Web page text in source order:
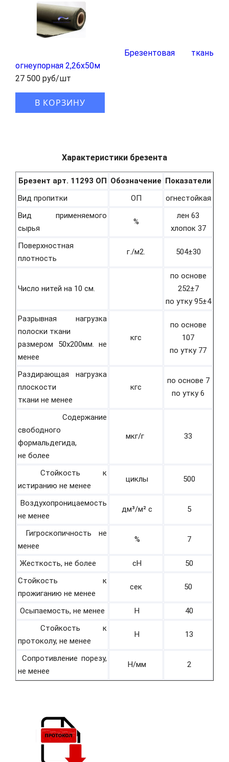
Брезентовая ткань
огнеупорная 2,26x50м
27 500 руб/шт
В КОРЗИНУ
Характеристики брезента
Брезент арт. 11293 ОП Обозначение Показатели
Вид пропитки
ОП
огнестойкая
Вид применяемого
сырья
%
лен 63
хлопок 37
Поверхностная
плотность
г./м2. 504±30
Число нитей на 10 см.
по основе
252±7
по утку 95±4
Разрывная нагрузка
полоски ткани
размером 50х200мм. не
менее
кгс
по основе
107
по утку 77
Раздирающая нагрузка
плоскости
ткани не менее
кгс
по основе 7
по утку 6
Содержание
свободного
формальдегида,
не более
мкг/г 33
Стойкость к
истиранию не менее
циклы 500
Воздухопроницаемость
не менее
дм³/м² с 5
Гигроскопичность не
менее
% 7
Жесткость, не более cH
50
Стойкость к
прожиганию не менее
сек 50
Осыпаемость, не менее H
40
Стойкость к
протоколу, не менее
H 13
Сопротивление порезу,
не менее
Н/мм 2